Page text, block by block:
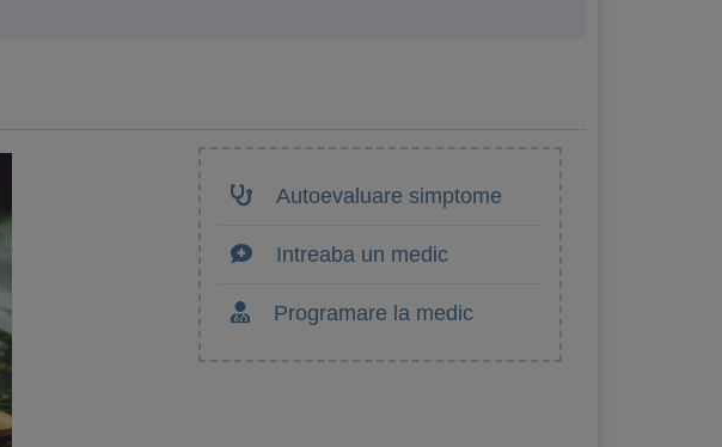
Autoevaluare simptome
Intreaba un medic
Programare la medic